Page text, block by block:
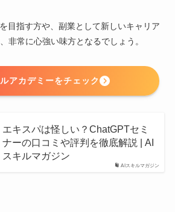
目指す方や、副業として新しいキャリア
非常に心強い味方となるでしょう。
アカデミーをチェック
AIスキルマガジン
エキスパは怪しい？ChatGPTセミ
ナーの口コミや評判を徹底解説 | AI
スキルマガジン